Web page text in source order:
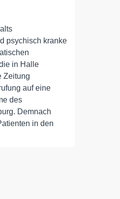
psychisch kranke
in Halle
Zeitung
auf eine
des
Demnach
in den